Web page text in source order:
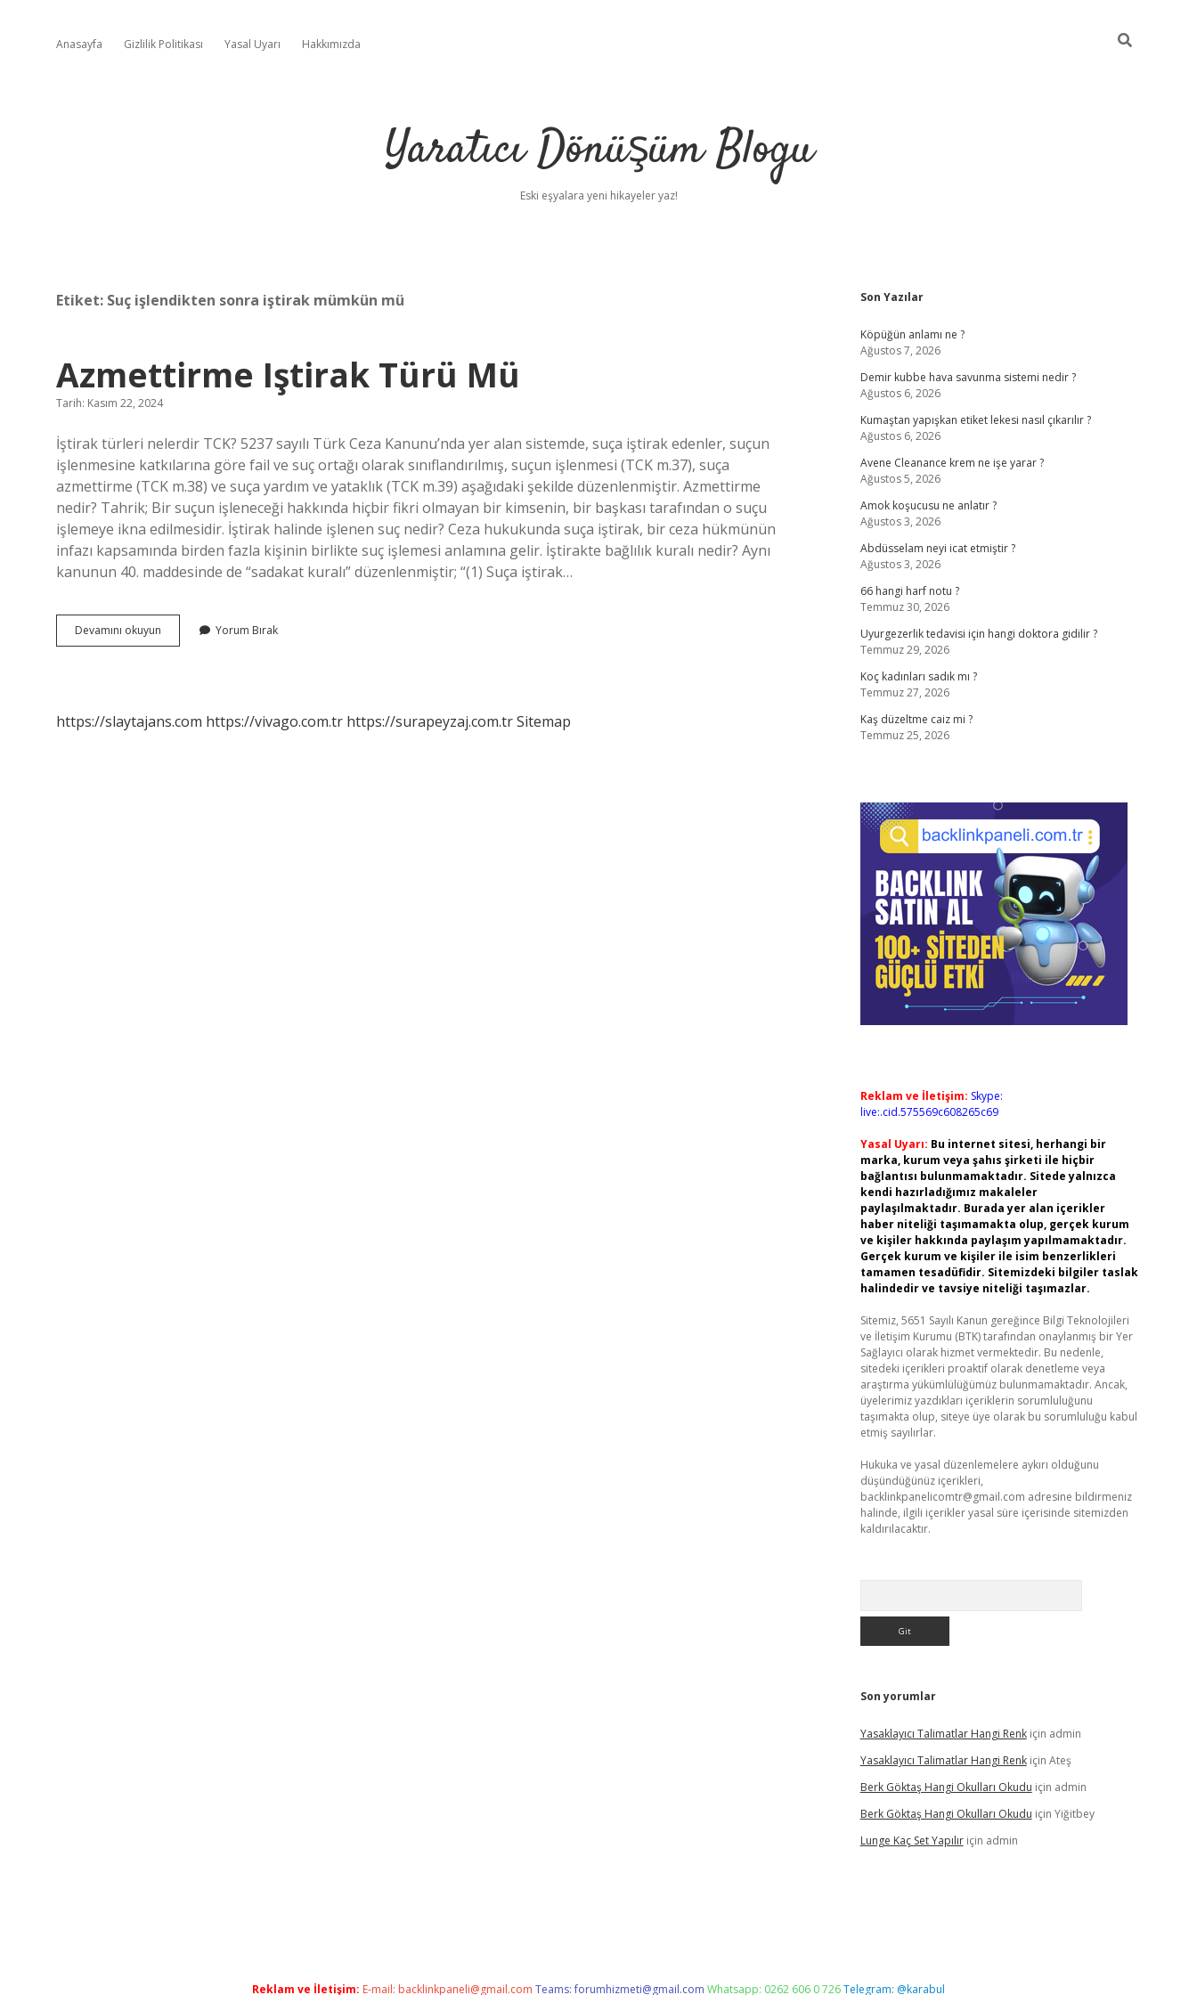
Anasayfa Gizlilik Politikası Yasal Uyarı Hakkımızda
Yaratıcı Dönüşüm Blogu
Eski eşyalara yeni hikayeler yaz!
Etiket: Suç işlendikten sonra iştirak mümkün mü
Azmettirme Iştirak Türü Mü
Tarih: Kasım 22, 2024
İştirak türleri nelerdir TCK? 5237 sayılı Türk Ceza Kanunu’nda yer alan sistemde, suça iştirak edenler, suçun
işlenmesine katkılarına göre fail ve suç ortağı olarak sınıflandırılmış, suçun işlenmesi (TCK m.37), suça
azmettirme (TCK m.38) ve suça yardım ve yataklık (TCK m.39) aşağıdaki şekilde düzenlenmiştir. Azmettirme
nedir? Tahrik; Bir suçun işleneceği hakkında hiçbir fikri olmayan bir kimsenin, bir başkası tarafından o suçu
işlemeye ikna edilmesidir. İştirak halinde işlenen suç nedir? Ceza hukukunda suça iştirak, bir ceza hükmünün
infazı kapsamında birden fazla kişinin birlikte suç işlemesi anlamına gelir. İştirakte bağlılık kuralı nedir? Aynı
kanunun 40. maddesinde de “sadakat kuralı” düzenlenmiştir; “(1) Suça iştirak…
Devamını okuyun Azmettirme
Iştirak
Yorum Bırak
https://slaytajans.com https://vivago.com.tr https://surapeyzaj.com.trSitemap
Sidebar
Son Yazılar
Köpüğün anlamı ne ?
Ağustos 7, 2026
Demir kubbe hava savunma sistemi nedir ?
Ağustos 6, 2026
Kumaştan yapışkan etiket lekesi nasıl çıkarılır ?
Ağustos 6, 2026
Avene Cleanance krem ne işe yarar ?
Ağustos 5, 2026
Amok koşucusu ne anlatır ?
Ağustos 3, 2026
Abdüsselam neyi icat etmiştir ?
Ağustos 3, 2026
66 hangi harf notu ?
Temmuz 30, 2026
Uyurgezerlik tedavisi için hangi doktora gidilir ?
Temmuz 29, 2026
Koç kadınları sadık mı ?
Temmuz 27, 2026
Kaş düzeltme caiz mi ?
Temmuz 25, 2026
Reklam ve İletişim: Skype:
live:.cid.575569c608265c69
Yasal Uyarı: Bu internet sitesi, herhangi bir
marka, kurum veya şahıs şirketi ile hiçbir
bağlantısı bulunmamaktadır. Sitede yalnızca
kendi hazırladığımız makaleler
paylaşılmaktadır. Burada yer alan içerikler
haber niteliği taşımamakta olup, gerçek kurum
ve kişiler hakkında paylaşım yapılmamaktadır.
Gerçek kurum ve kişiler ile isim benzerlikleri
tamamen tesadüfidir. Sitemizdeki bilgiler taslak
halindedir ve tavsiye niteliği taşımazlar.
Sitemiz, 5651 Sayılı Kanun gereğince Bilgi Teknolojileri
ve İletişim Kurumu (BTK) tarafından onaylanmış bir Yer
Sağlayıcı olarak hizmet vermektedir. Bu nedenle,
sitedeki içerikleri proaktif olarak denetleme veya
araştırma yükümlülüğümüz bulunmamaktadır. Ancak,
üyelerimiz yazdıkları içeriklerin sorumluluğunu
taşımakta olup, siteye üye olarak bu sorumluluğu kabul
etmiş sayılırlar.
Hukuka ve yasal düzenlemelere aykırı olduğunu
düşündüğünüz içerikleri,
backlinkpanelicomtr@gmail.com adresine bildirmeniz
halinde, ilgili içerikler yasal süre içerisinde sitemizden
kaldırılacaktır.
Son yorumlar
Yasaklayıcı Talimatlar Hangi Renkiçin admin
Yasaklayıcı Talimatlar Hangi Renkiçin Ateş
Berk Göktaş Hangi Okulları Okudu için admin
Berk Göktaş Hangi Okulları Okudu için Yiğitbey
Lunge Kaç Set Yapılıriçin admin
Reklam ve İletişim: E-mail: backlinkpaneli@gmail.com Teams:forumhizmeti@gmail.com Whatsapp: 0262 606 0 726Telegram: @karabul